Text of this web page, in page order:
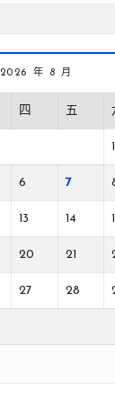
2026 年 8 月
四 五
6 7
13 14
20 21
27 28